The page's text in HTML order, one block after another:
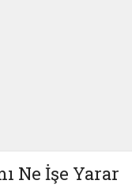
Ne İşe Yarar